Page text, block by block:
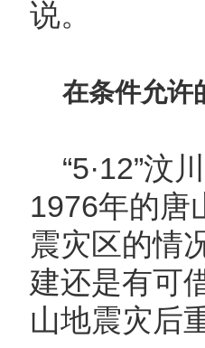
说。
在条件允许
“5·12”汶
1976年的唐
震灾区的情
建还是有可
山地震灾后